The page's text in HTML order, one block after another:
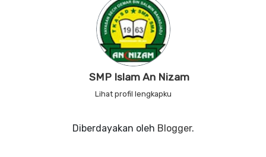
SMP Islam An Nizam
Lihat profil lengkapku
Diberdayakan oleh Blogger.